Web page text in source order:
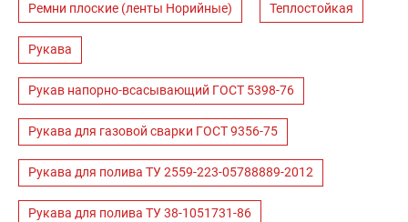
Ремни плоские (ленты Норийные) Теплостойкая
Рукава
Рукав напорно-всасывающий ГОСТ 5398-76
Рукава для газовой сварки ГОСТ 9356-75
Рукава для полива ТУ 2559-223-05788889-2012
Рукава для полива ТУ 38-1051731-86